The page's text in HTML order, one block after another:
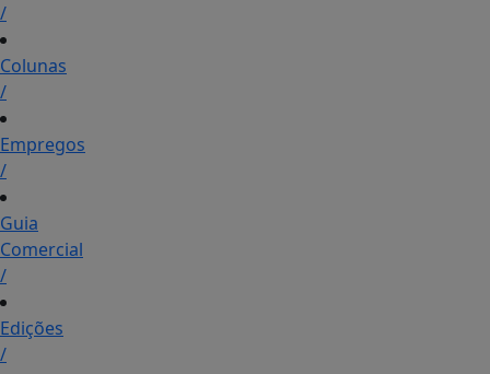
/
Colunas
/
Empregos
/
Guia
Comercial
/
Edições
/